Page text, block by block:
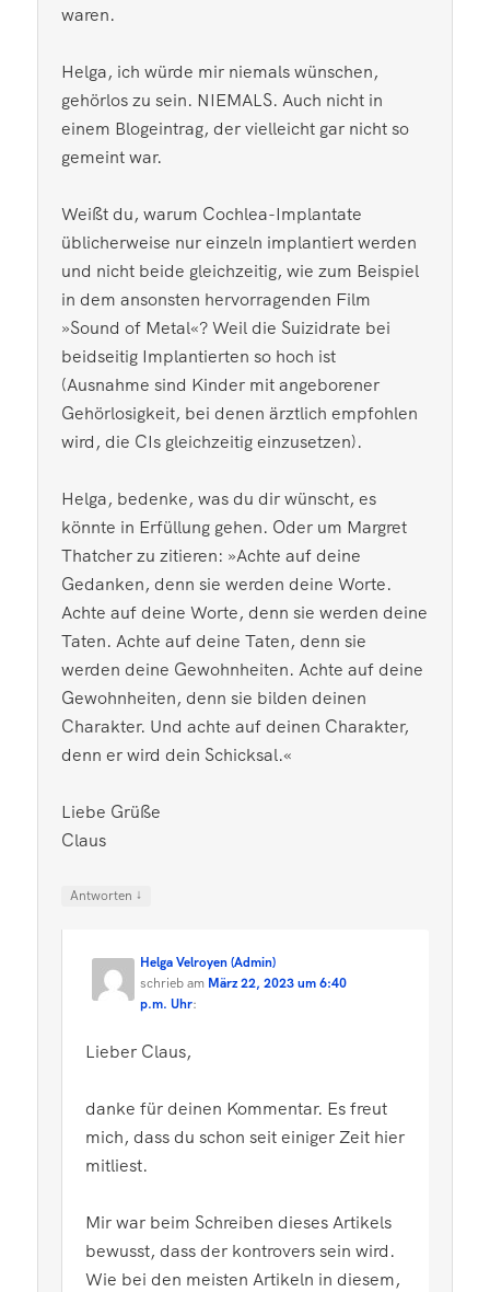
waren.
Helga, ich würde mir niemals wünschen,
gehörlos zu sein. NIEMALS. Auch nicht in
einem Blogeintrag, der vielleicht gar nicht so
gemeint war.
Weißt du, warum Cochlea-Implantate
üblicherweise nur einzeln implantiert werden
und nicht beide gleichzeitig, wie zum Beispiel
in dem ansonsten hervorragenden Film
»Sound of Metal«? Weil die Suizidrate bei
beidseitig Implantierten so hoch ist
(Ausnahme sind Kinder mit angeborener
Gehörlosigkeit, bei denen ärztlich empfohlen
wird, die CIs gleichzeitig einzusetzen).
Helga, bedenke, was du dir wünscht, es
könnte in Erfüllung gehen. Oder um Margret
Thatcher zu zitieren: »Achte auf deine
Gedanken, denn sie werden deine Worte.
Achte auf deine Worte, denn sie werden deine
Taten. Achte auf deine Taten, denn sie
werden deine Gewohnheiten. Achte auf deine
Gewohnheiten, denn sie bilden deinen
Charakter. Und achte auf deinen Charakter,
denn er wird dein Schicksal.«
Liebe Grüße
Claus
Antworten ↓
Helga Velroyen (Admin)
schriebam März 22, 2023 um 6:40
p.m. Uhr:
Lieber Claus,
danke für deinen Kommentar. Es freut
mich, dass du schon seit einiger Zeit hier
mitliest.
Mir war beim Schreiben dieses Artikels
bewusst, dass der kontrovers sein wird.
Wie bei den meisten Artikeln in diesem,